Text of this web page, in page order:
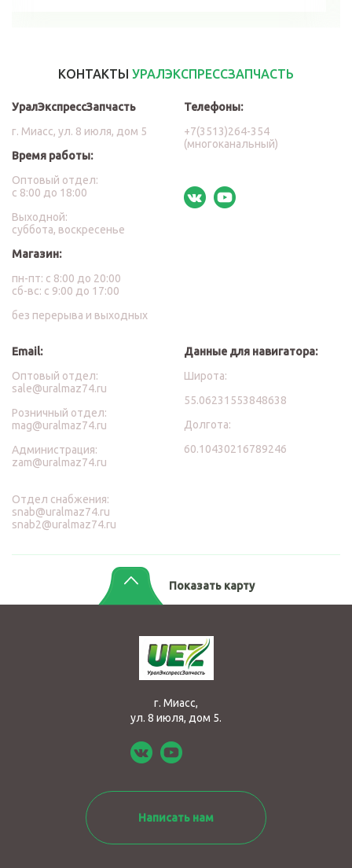
КОНТАКТЫ УРАЛЭКСПРЕССЗАПЧАСТЬ
УралЭкспрессЗапчасть
г. Миасс, ул. 8 июля, дом 5
Время работы:
Оптовый отдел:
с 8:00 до 18:00
Выходной:
суббота, воскресенье
Магазин:
пн-пт: с 8:00 до 20:00
сб-вс: с 9:00 до 17:00
без перерыва и выходных
Телефоны:
+7(3513)264-354
(многоканальный)
Email:
Оптовый отдел:
sale@uralmaz74.ru
Розничный отдел:
mag@uralmaz74.ru
Администрация:
zam@uralmaz74.ru
Отдел снабжения:
snab@uralmaz74.ru
snab2@uralmaz74.ru
Данные для навигатора:
Широта:
55.06231553848638
Долгота:
60.10430216789246
Показать карту
г. Миасс,
ул. 8 июля, дом 5.
Написать нам